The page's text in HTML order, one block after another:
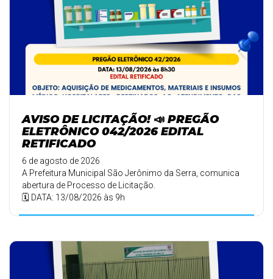
AVISO DE LICITAÇÃO! 📣 PREGÃO
ELETRÔNICO 042/2026 EDITAL
RETIFICADO
6 de agosto de 2026
A Prefeitura Municipal São Jerônimo da Serra, comunica
abertura de Processo de Licitação.
🗓️ DATA: 13/08/2026 às 9h